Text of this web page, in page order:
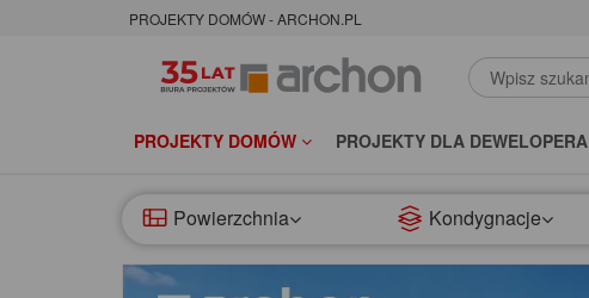
PROJEKTY DOMÓW - ARCHON.PL
PROJEKTY DOMÓW PROJEKTY DLA DEWELOPERA
Powierzchnia Kondygnacje